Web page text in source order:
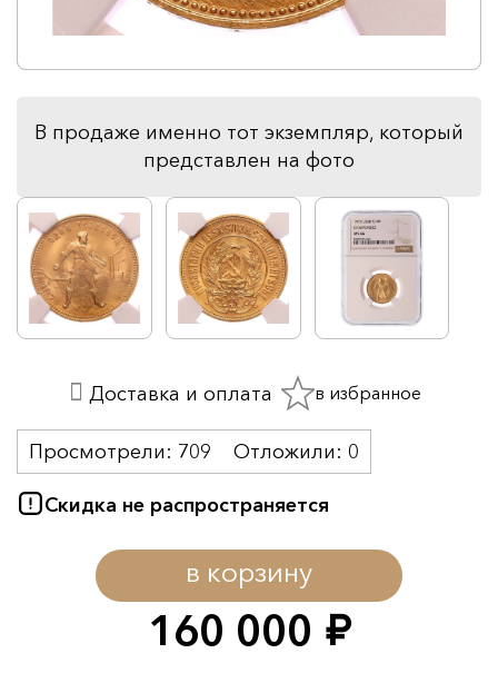
В продаже именно тот экземпляр, который
представлен на фото
160 000 руб.
в корзину
Скидка не распространяется
Просмотрели: 709 Отложили: 0
Доставка и оплата в избранное